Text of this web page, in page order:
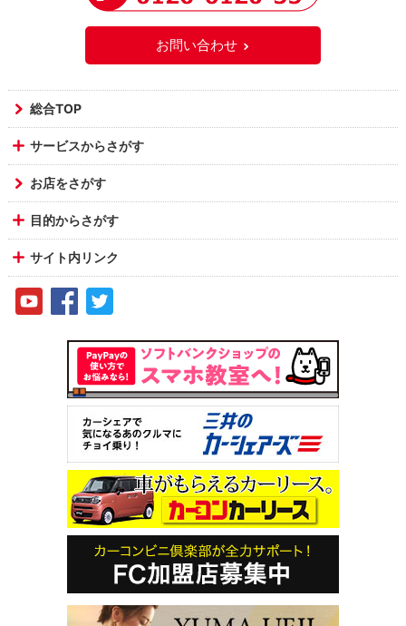
お問い合わせ
総合TOP
サービスからさがす
お店をさがす
目的からさがす
サイト内リンク